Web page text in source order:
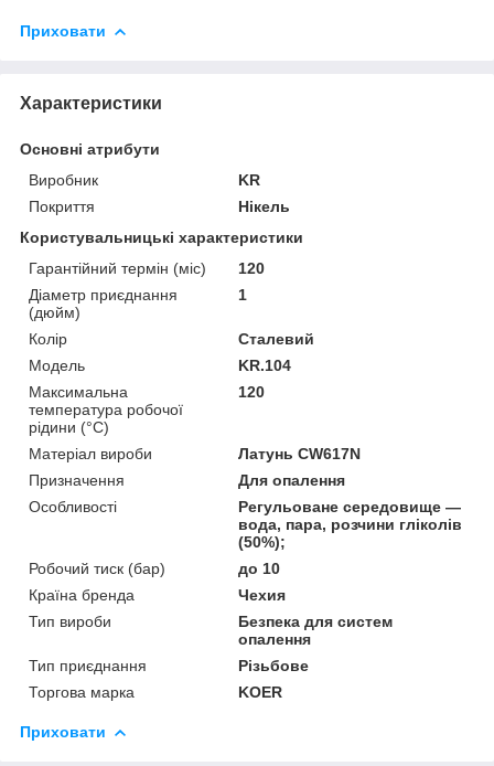
Приховати
Характеристики
Основні атрибути
Виробник
KR
Покриття
Нікель
Користувальницькі характеристики
Гарантійний термін (міс)
120
Діаметр приєднання
(дюйм)
1
Колір
Сталевий
Мoдель
KR.104
Максимальна
температура робочої
рідини (°C)
120
Матеріал вироби
Латунь CW617N
Призначення
Для опалення
Особливості
Регульоване середовище —
вода, пара, розчини гліколів
(50%);
Робочий тиск (бар)
до 10
Країна бренда
Чехия
Тип вироби
Безпека для систем
опалення
Тип приєднання
Різьбове
Торгова марка
KOER
Приховати